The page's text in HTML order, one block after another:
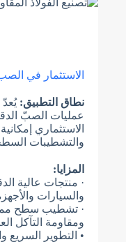
الاستثمار في
نطاق التطبيق:
عمليات الصبّ
الاستثماري
والتشطيبات
المزايا:
· منتجات عالية
والسيارات
· تشطيب سطح
ومقاومة التآكل
• التطوير